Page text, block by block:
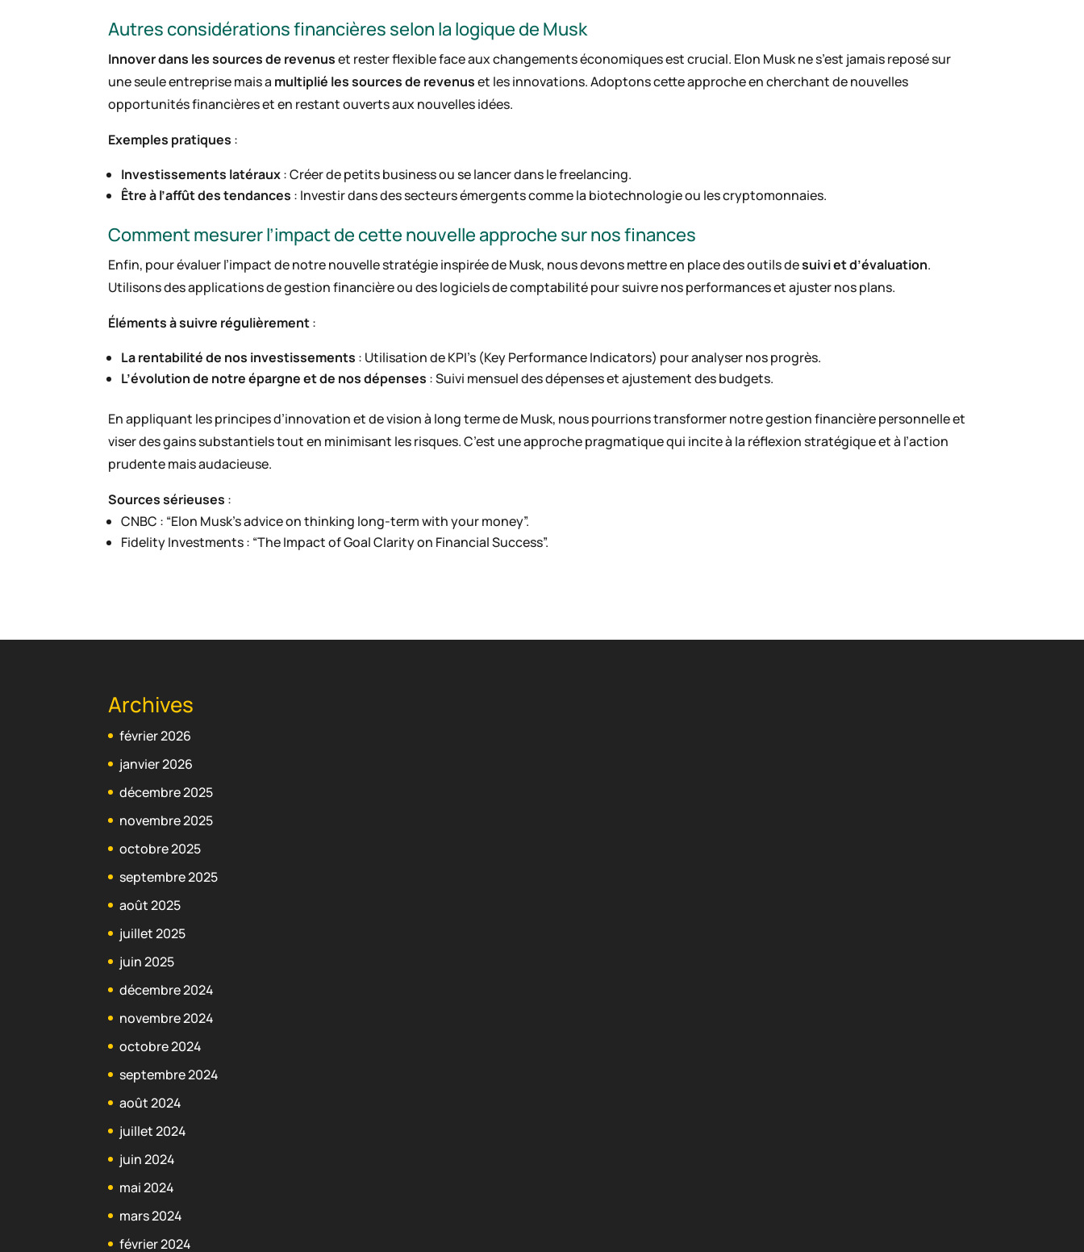
Autres considérations financières selon la logique de Musk
Innover dans les sources de revenuset rester flexible face aux changements économiques est crucial. Elon Musk ne s’est jamais reposé sur
une seule entreprise mais a multiplié les sources de revenuset les innovations. Adoptons cette approche en cherchant de nouvelles
opportunités financières et en restant ouverts aux nouvelles idées.
Exemples pratiques :
Investissements latéraux: Créer de petits business ou se lancer dans le freelancing.
Être à l’affût des tendances : Investir dans des secteurs émergents comme la biotechnologie ou les cryptomonnaies.
Comment mesurer l’impact de cette nouvelle approche sur nos finances
Enfin, pour évaluer l’impact de notre nouvelle stratégie inspirée de Musk, nous devons mettre en place des outils desuivi et d’évaluation.
Utilisons des applications de gestion financière ou des logiciels de comptabilité pour suivre nos performances et ajuster nos plans.
Éléments à suivre régulièrement:
La rentabilité de nos investissements : Utilisation de KPI’s (Key Performance Indicators) pour analyser nos progrès.
L’évolution de notre épargne et de nos dépenses : Suivi mensuel des dépenses et ajustement des budgets.
En appliquant les principes d’innovation et de vision à long terme de Musk, nous pourrions transformer notre gestion financière personnelle et
viser des gains substantiels tout en minimisant les risques. C’est une approche pragmatique qui incite à la réflexion stratégique et à l’action
prudente mais audacieuse.
Sources sérieuses :
CNBC : “Elon Musk’s advice on thinking long-term with your money”.
Fidelity Investments : “The Impact of Goal Clarity on Financial Success”.
Archives
février 2026
janvier 2026
décembre 2025
novembre 2025
octobre 2025
septembre 2025
août 2025
juillet 2025
juin 2025
décembre 2024
novembre 2024
octobre 2024
septembre 2024
août 2024
juillet 2024
juin 2024
mai 2024
mars 2024
février 2024